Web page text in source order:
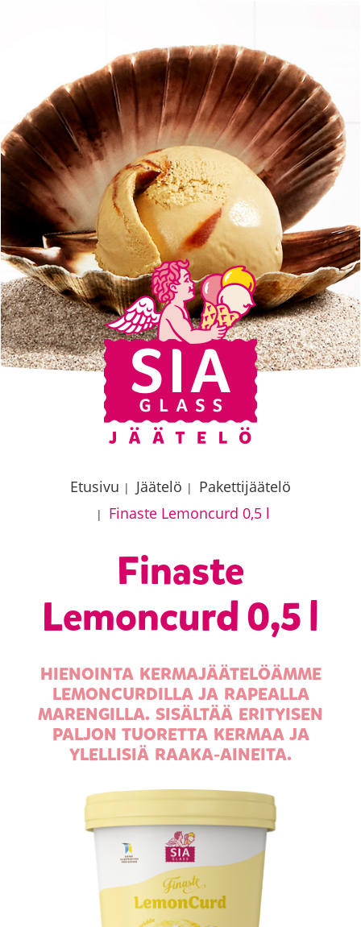
Etusivu | Jäätelö | Pakettijäätelö
| Finaste Lemoncurd 0,5 l
Finaste
Lemoncurd 0,5 l
HIENOINTA KERMAJÄÄTELÖÄMME
LEMONCURDILLA JA RAPEALLA
MARENGILLA. SISÄLTÄÄ ERITYISEN
PALJON TUORETTA KERMAA JA
YLELLISIÄ RAAKA-AINEITA.